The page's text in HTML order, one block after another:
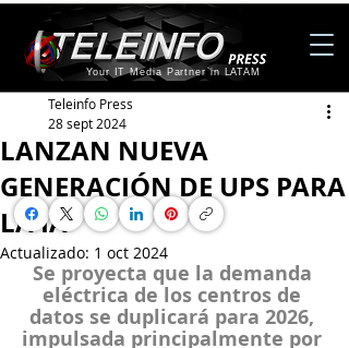
Your IT Media Partner in LATAM
LANZAN NUEVA
GENERACIÓN DE UPS PARA
LA IA
Teleinfo Press
28 sept 2024
Actualizado: 1 oct 2024
Se proyecta que la demanda
eléctrica de los centros de
datos se duplicará para 2026,
impulsada principalmente por